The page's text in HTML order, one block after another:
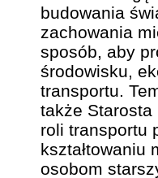
budowania
zachowania
sposób, aby
środowisku,
transportu.
także Starosta
roli transportu
kształtowaniu
osobom